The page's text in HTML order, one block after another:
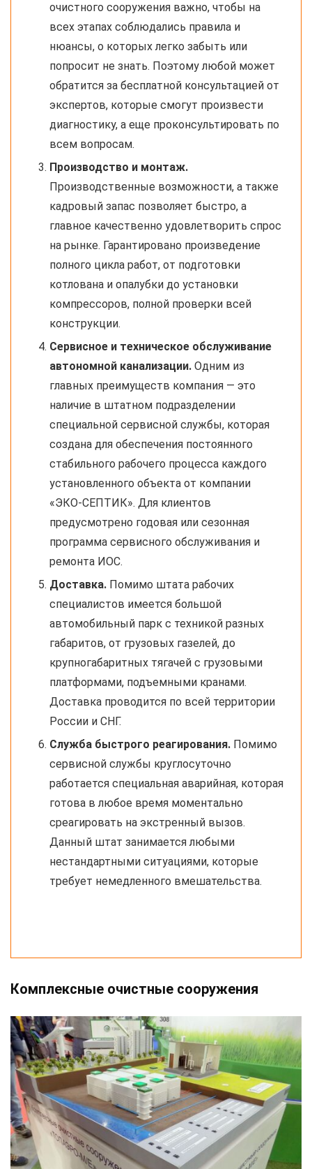
очистного сооружения важно, чтобы на
всех этапах соблюдались правила и
нюансы, о которых легко забыть или
попросит не знать. Поэтому любой может
обратится за бесплатной консультацией от
экспертов, которые смогут произвести
диагностику, а еще проконсультировать по
всем вопросам.
Производство и монтаж.
Производственные возможности, а также
кадровый запас позволяет быстро, а
главное качественно удовлетворить спрос
на рынке. Гарантировано произведение
полного цикла работ, от подготовки
котлована и опалубки до установки
компрессоров, полной проверки всей
конструкции.
Сервисное и техническое обслуживание
автономной канализации. Одним из
главных преимуществ компания — это
наличие в штатном подразделении
специальной сервисной службы, которая
создана для обеспечения постоянного
стабильного рабочего процесса каждого
установленного объекта от компании
«ЭКО-СЕПТИК». Для клиентов
предусмотрено годовая или сезонная
программа сервисного обслуживания и
ремонта ИОС.
Доставка. Помимо штата рабочих
специалистов имеется большой
автомобильный парк с техникой разных
габаритов, от грузовых газелей, до
крупногабаритных тягачей с грузовыми
платформами, подъемными кранами.
Доставка проводится по всей территории
России и СНГ.
Служба быстрого реагирования. Помимо
сервисной службы круглосуточно
работается специальная аварийная, которая
готова в любое время моментально
среагировать на экстренный вызов.
Данный штат занимается любыми
нестандартными ситуациями, которые
требует немедленного вмешательства.
Комплексные очистные сооружения